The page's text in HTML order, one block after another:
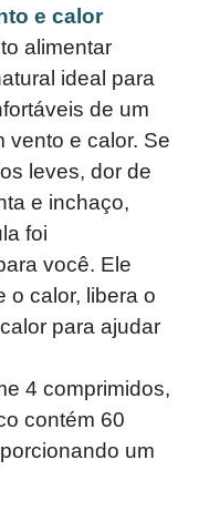
e calor
alimentar
ideal para
​​de um
vento e calor. Se
leves, dor de
e inchaço,
foi
você. Ele
o calor, libera o
para ajudar
4 comprimidos,
contém 60
um